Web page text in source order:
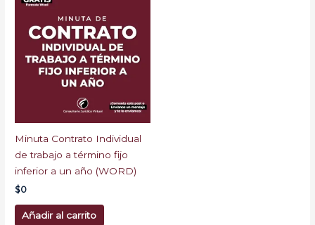
Minuta Contrato Individual
de trabajo a término fijo
inferior a un año (WORD)
$0
Añadir al carrito